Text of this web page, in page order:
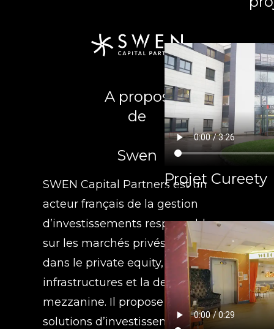
A propos
de
Swen
SWEN Capital Partners est un
acteur français de la gestion
d’investissements responsables
sur les marchés privés, spécialisé
dans le private equity, les
infrastructures et la dette
mezzanine. Il propose des
solutions d’investissement
Projet Cureety